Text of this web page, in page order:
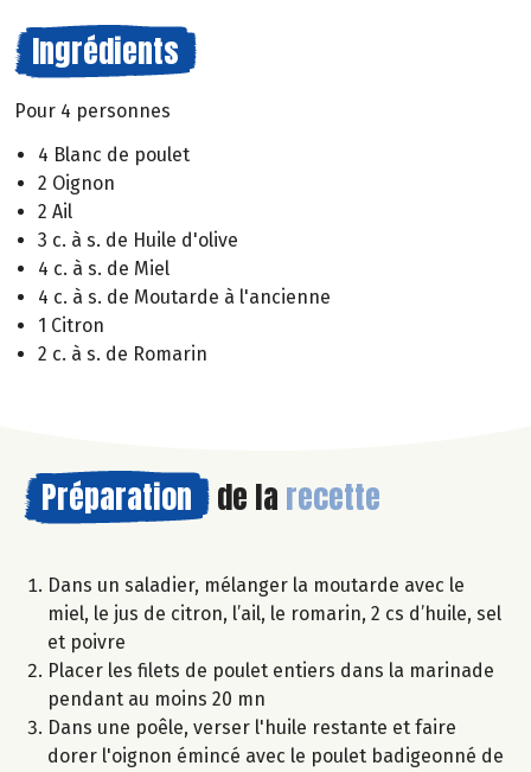
Ingrédients
Pour 4 personnes
4 Blanc de poulet
2 Oignon
2 Ail
3 c. à s. de Huile d'olive
4 c. à s. de Miel
4 c. à s. de Moutarde à l'ancienne
1 Citron
2 c. à s. de Romarin
Préparation de la recette
Dans un saladier, mélanger la moutarde avec le
miel, le jus de citron, l’ail, le romarin, 2 cs d’huile, sel
et poivre
Placer les filets de poulet entiers dans la marinade
pendant au moins 20 mn
Dans une poêle, verser l'huile restante et faire
dorer l'oignon émincé avec le poulet badigeonné de